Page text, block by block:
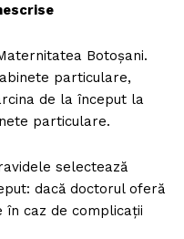
Botoșani.
particulare,
de la început la
particulare.
selectează
dacă doctorul oferă
în caz de complicații